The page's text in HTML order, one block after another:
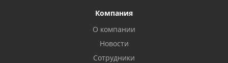
Компания
О компании
Новости
Сотрудники